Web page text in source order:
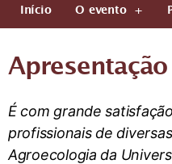
Início O evento
Apresentação
É com grande
profissionais de
Agroecologia da